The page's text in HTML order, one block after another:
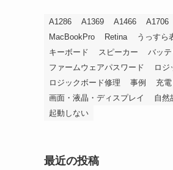
A1286 A1369 A1466 A1706
MacBookPro
Retina
うっすら
キーボード
スピーカー
バッ
ファームウェアパスワード
ロジ
ロジックボード修理
事例 充
画面・液晶・ディスプレイ
自然
起動しない
最近の投稿